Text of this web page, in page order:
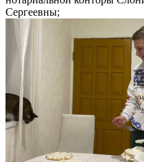
Сергеевны;